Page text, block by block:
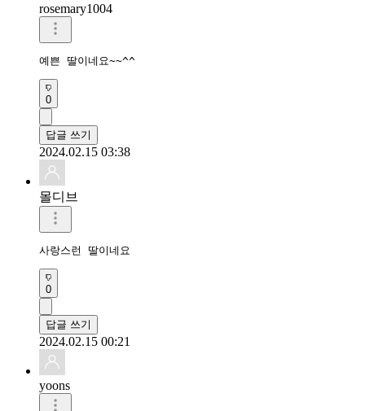
rosemary1004
예쁜 딸이네요~~^^
0
답글 쓰기
2024.02.15 03:38
몰디브
사랑스런 딸이네요
0
답글 쓰기
2024.02.15 00:21
yoons